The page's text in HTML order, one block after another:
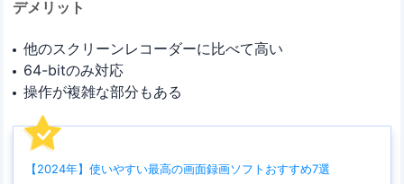
デメリット
他のスクリーンレコーダーに比べて高い
64-bitのみ対応
操作が複雑な部分もある
【2024年】使いやすい最高の画面録画ソフトおすすめ7選